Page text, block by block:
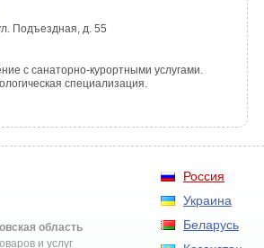
Подъездная, д. 55
с санаторно-курортными услугами.
специализация.
Россия
Украина
Беларусь
область
и услуг